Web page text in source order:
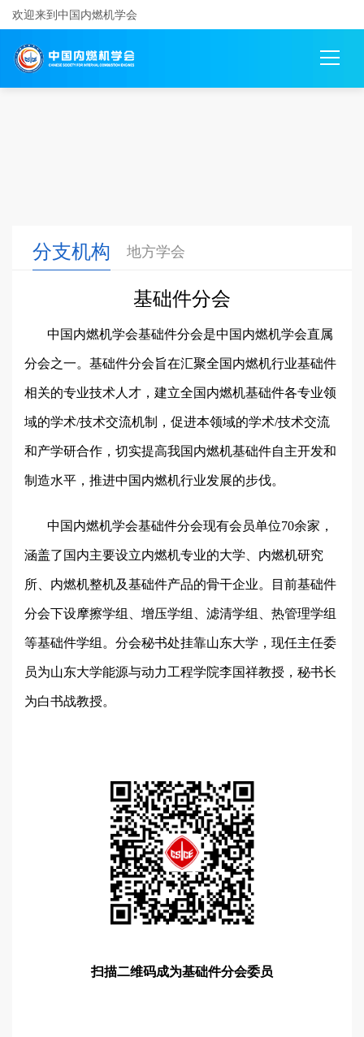
欢迎来到中国内燃机学会
分支机构 地方学会
基础件分会
中国内燃机学会基础件分会是中国内燃机学会直属
分会之一。基础件分会旨在汇聚全国内燃机行业基础件
相关的专业技术人才，建立全国内燃机基础件各专业领
域的学术/技术交流机制，促进本领域的学术/技术交流
和产学研合作，切实提高我国内燃机基础件自主开发和
制造水平，推进中国内燃机行业发展的步伐。
中国内燃机学会基础件分会现有会员单位70余家，
涵盖了国内主要设立内燃机专业的大学、内燃机研究
所、内燃机整机及基础件产品的骨干企业。目前基础件
分会下设摩擦学组、增压学组、滤清学组、热管理学组
等基础件学组。分会秘书处挂靠山东大学，现任主任委
员为山东大学能源与动力工程学院李国祥教授，秘书长
为白书战教授。
扫描二维码成为基础件分会委员